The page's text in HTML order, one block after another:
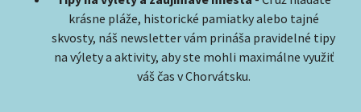
krásne pláže, historické pamiatky alebo tajné
skvosty, náš newsletter vám prináša pravidelné tipy
na výlety a aktivity, aby ste mohli maximálne využiť
váš čas v Chorvátsku.